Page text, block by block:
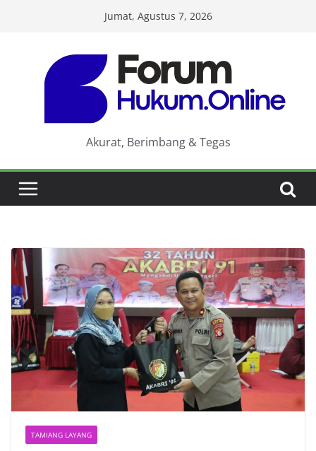
Jumat, Agustus 7, 2026
Akurat, Berimbang & Tegas
TAMIANG LAYANG